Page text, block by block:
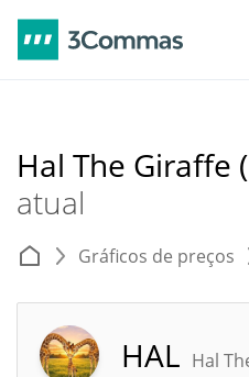
Hal The Giraffe
atual
Gráficos de preços
HAL Hal